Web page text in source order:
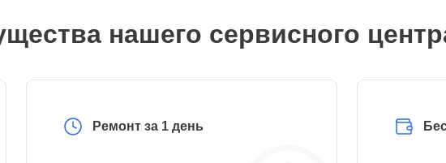
нашего сервисного
Ремонт за 1 день